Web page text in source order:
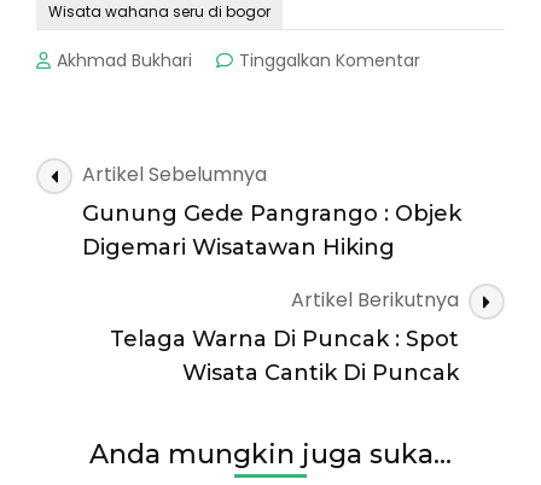
Wisata wahana seru di bogor
Akhmad Bukhari Tinggalkan Komentarpada
Wahana
Seru
Navigasi
Artikel
Artikel Sebelumnya
Gunung Gede Pangrango : Objek
Digemari Wisatawan Hiking
Artikel Berikutnya
Telaga Warna Di Puncak : Spot
Wisata Cantik Di Puncak
Anda mungkin juga suka...